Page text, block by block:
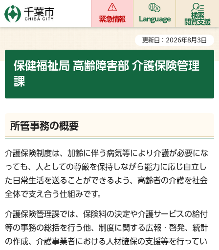
緊急情報 Language
検索
閲覧支援
更新日：2026年8月3日
保健福祉局 高齢障害部 介護保険管理
課
所管事務の概要
介護保険制度は、加齢に伴う病気等により介護が必要にな
っても、人としての尊厳を保持しながら能力に応じ自立し
た日常生活を送ることができるよう、高齢者の介護を社会
全体で支え合う仕組みです。
介護保険管理課では、保険料の決定や介護サービスの給付
等の事務の総括を行う他、制度に関する広報・啓発、統計
の作成、介護事業者における人材確保の支援等を行ってい